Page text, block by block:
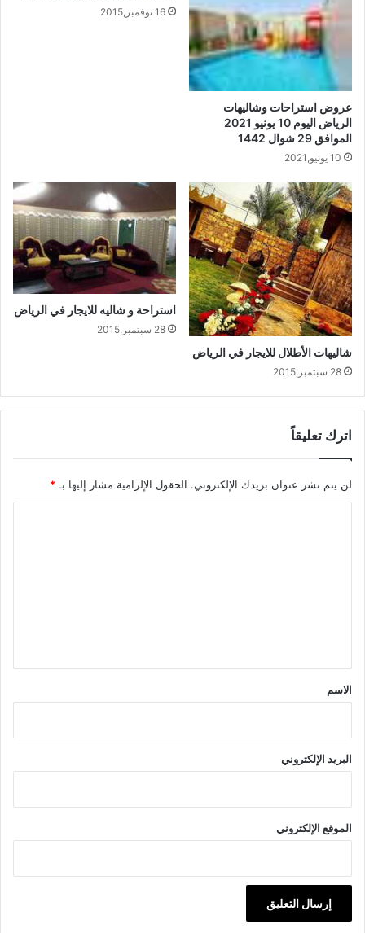
عروض استراحات وشاليهات
الرياض اليوم 10 يونيو 2021
الموافق 29 شوال 1442
10 يونيو,2021
16 نوفمبر,2015
شاليهات الأطلال للايجار في الرياض
28 سبتمبر,2015
استراحة و شاليه للايجار في الرياض
28 سبتمبر,2015
اترك تعليقاً
لن يتم نشر عنوان بريدك الإلكتروني. الحقول الإلزامية مشار إليها بـ *
*
الاسم
البريد الإلكتروني
الموقع الإلكتروني